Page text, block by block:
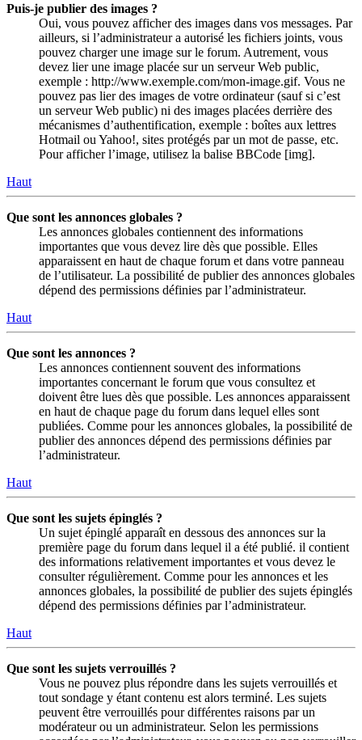
Puis-je publier des images ?
Oui, vous pouvez afficher des images dans vos messages. Par
ailleurs, si l’administrateur a autorisé les fichiers joints, vous
pouvez charger une image sur le forum. Autrement, vous
devez lier une image placée sur un serveur Web public,
exemple : http://www.exemple.com/mon-image.gif. Vous ne
pouvez pas lier des images de votre ordinateur (sauf si c’est
un serveur Web public) ni des images placées derrière des
mécanismes d’authentification, exemple : boîtes aux lettres
Hotmail ou Yahoo!, sites protégés par un mot de passe, etc.
Pour afficher l’image, utilisez la balise BBCode [img].
Haut
Que sont les annonces globales ?
Les annonces globales contiennent des informations
importantes que vous devez lire dès que possible. Elles
apparaissent en haut de chaque forum et dans votre panneau
de l’utilisateur. La possibilité de publier des annonces globales
dépend des permissions définies par l’administrateur.
Haut
Que sont les annonces ?
Les annonces contiennent souvent des informations
importantes concernant le forum que vous consultez et
doivent être lues dès que possible. Les annonces apparaissent
en haut de chaque page du forum dans lequel elles sont
publiées. Comme pour les annonces globales, la possibilité de
publier des annonces dépend des permissions définies par
l’administrateur.
Haut
Que sont les sujets épinglés ?
Un sujet épinglé apparaît en dessous des annonces sur la
première page du forum dans lequel il a été publié. il contient
des informations relativement importantes et vous devez le
consulter régulièrement. Comme pour les annonces et les
annonces globales, la possibilité de publier des sujets épinglés
dépend des permissions définies par l’administrateur.
Haut
Que sont les sujets verrouillés ?
Vous ne pouvez plus répondre dans les sujets verrouillés et
tout sondage y étant contenu est alors terminé. Les sujets
peuvent être verrouillés pour différentes raisons par un
modérateur ou un administrateur. Selon les permissions